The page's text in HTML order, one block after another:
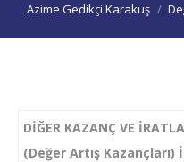
You are here:
Azime Gedikçi Karakuş
DİĞER KAZANÇ VE
(Değer Artış Kazançları)